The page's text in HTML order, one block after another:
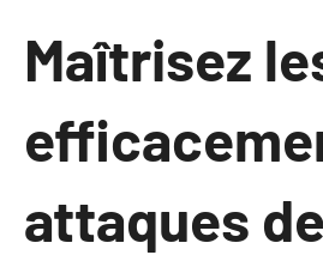
Maîtrisez
attaques